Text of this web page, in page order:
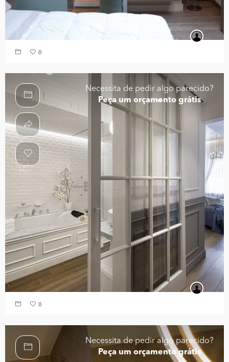
0
Necessita de pedir algo parecido?
Peça um orçamento grátis
0
Necessita de pedir algo parecido?
Peça um orçamento grátis